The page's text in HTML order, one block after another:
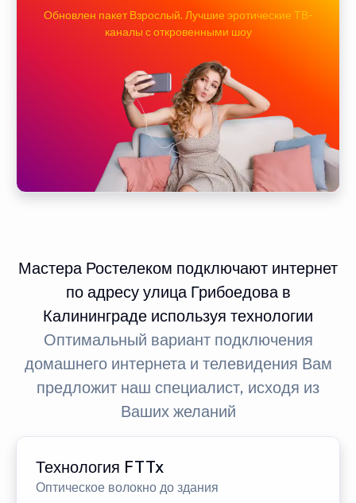
Обновлен пакет Взрослый. Лучшие эротические ТВ-
каналы с откровенными шоу
Мастера Ростелеком подключают интернет
по адресу улица Грибоедова в
Калининграде используя технологии
Оптимальный вариант подключения
домашнего интернета и телевидения Вам
предложит наш специалист, исходя из
Ваших желаний
Технология FTTx
Оптическое волокно до здания